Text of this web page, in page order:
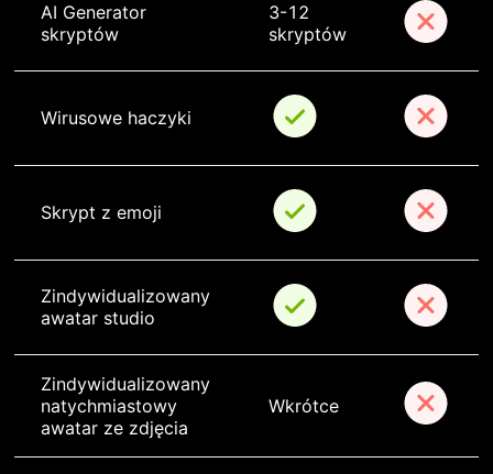
AI Generator
skryptów
3-12
skryptów
Wirusowe haczyki
Skrypt z emoji
Zindywidualizowany
awatar studio
Zindywidualizowany
natychmiastowy
awatar ze zdjęcia
Wkrótce